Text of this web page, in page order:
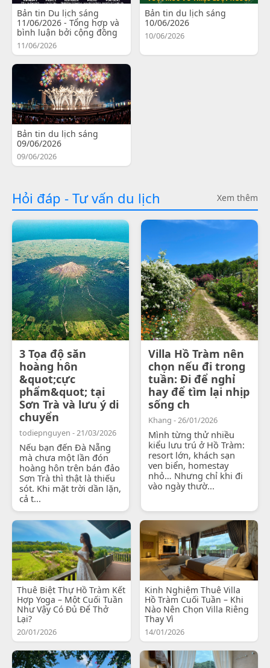
Bản tin Du lịch sáng
11/06/2026 - Tổng hợp và
bình luận bởi cộng đồng
11/06/2026
Bản tin du lịch sáng
10/06/2026
10/06/2026
Bản tin du lịch sáng
09/06/2026
09/06/2026
Hỏi đáp - Tư vấn du lịch Xem thêm
3 Tọa độ săn
hoàng hôn
&quot;cực
phẩm&quot; tại
Sơn Trà và lưu ý di
chuyển
todiepnguyen - 21/03/2026
Nếu bạn đến Đà Nẵng
mà chưa một lần đón
hoàng hôn trên bán đảo
Sơn Trà thì thật là thiếu
sót. Khi mặt trời dần lặn,
cả t...
Villa Hồ Tràm nên
chọn nếu đi trong
tuần: Đi để nghỉ
hay để tìm lại nhịp
sống ch
Khang - 26/01/2026
Mình từng thử nhiều
kiểu lưu trú ở Hồ Tràm:
resort lớn, khách sạn
ven biển, homestay
nhỏ… Nhưng chỉ khi đi
vào ngày thườ...
Thuê Biệt Thự Hồ Tràm Kết
Hợp Yoga – Một Cuối Tuần
Như Vậy Có Đủ Để Thở
Lại?
20/01/2026
Kinh Nghiệm Thuê Villa
Hồ Tràm Cuối Tuần – Khi
Nào Nên Chọn Villa Riêng
Thay Vì
14/01/2026